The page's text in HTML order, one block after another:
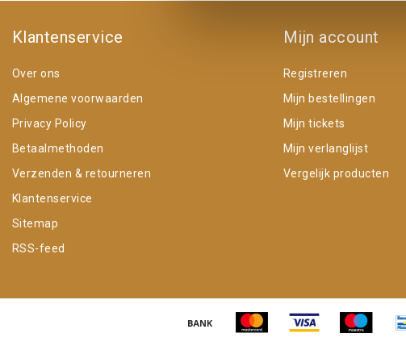
Klantenservice
Over ons
Algemene voorwaarden
Privacy Policy
Betaalmethoden
Verzenden & retourneren
Klantenservice
Sitemap
RSS-feed
Mijn account
Registreren
Mijn bestellingen
Mijn tickets
Mijn verlanglijst
Vergelijk producten